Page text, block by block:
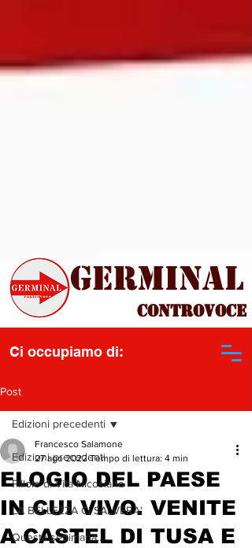
Controvoce
Ci occupiamo di:
Germinal
Post
Edizioni precedenti
Pillole di Vita Nicosiana
LA BELLEZZA CI SALVERA'
Questa settimana...
Edizioni precedenti
ELOGIO DEL PAESE
IN CUI VIVO. VENITE
A CASTEL DI TUSA E
Francesco Salamone
27 ago 2022 Tempo di lettura: 4 min